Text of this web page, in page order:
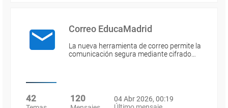
Correo EducaMadrid
La nueva herramienta de correo permite la
comunicación segura mediante cifrado…
42 120
04 Abr 2026, 00:19